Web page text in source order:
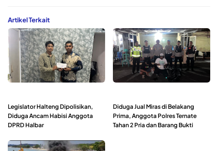
Artikel Terkait
Legislator Halteng Dipolisikan,
Diduga Ancam Habisi Anggota
DPRD Halbar
Diduga Jual Miras di Belakang
Prima, Anggota Polres Ternate
Tahan 2 Pria dan Barang Bukti